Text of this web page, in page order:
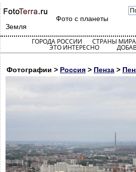
Фото с планеты
Земля
ГОРОДА РОССИИ СТРАНЫ МИРА
ЭТО ИНТЕРЕСНО
Фотографии > Россия > Пенза >